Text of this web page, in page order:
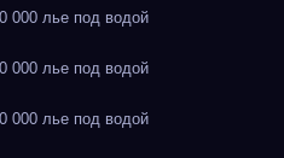
лье под водой
лье под водой
лье под водой